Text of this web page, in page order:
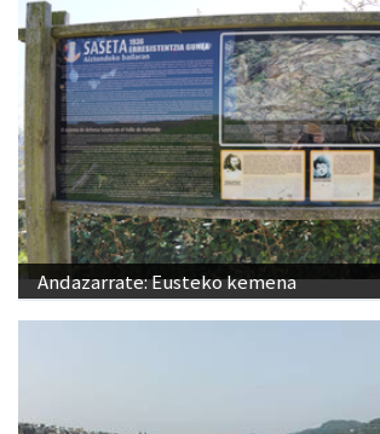
Andazarrate: Eusteko kemena